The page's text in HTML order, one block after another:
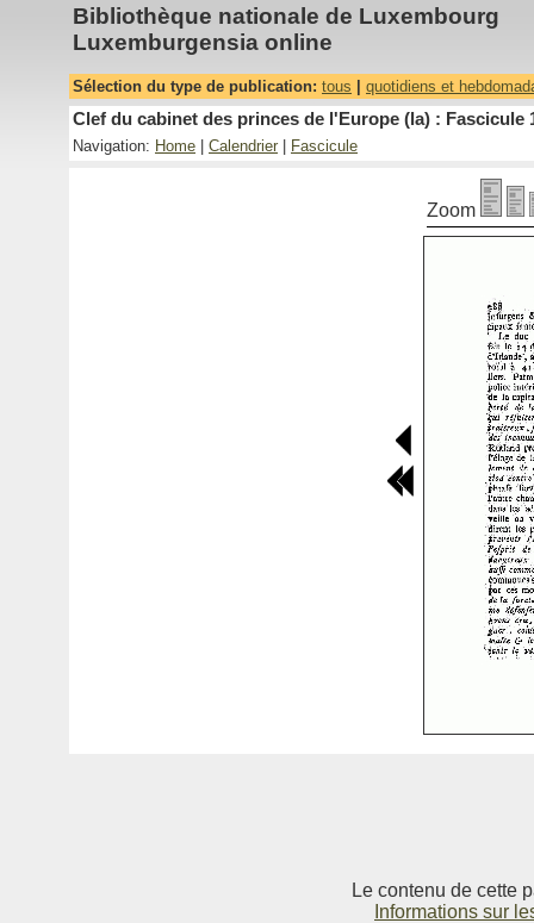
Bibliothèque nationale de Luxembourg
Luxemburgensia online
Sélection du type de publication: tous quotidiens et
Clef du cabinet des princes de l'Europe (la) : Fascicule
Navigation: Home Calendrier Fascicule
Zoom
Le contenu de cette
Informations sur